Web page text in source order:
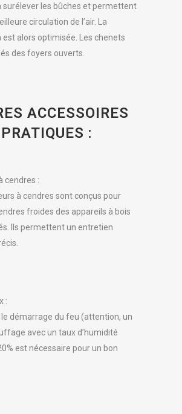
surélever les bûches et permettent
circulation de l’air. La
est alors optimisée. Les chenets
des foyers ouverts.
ACCESSOIRES
PRATIQUES :
cendres :
à cendres sont conçus pour
froides des appareils à bois
Ils permettent un entretien
:
le démarrage du feu (attention, un
avec un taux d’humidité
est nécessaire pour un bon